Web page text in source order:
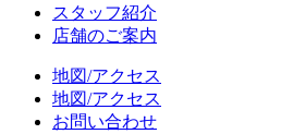
スタッフ紹介
店舗のご案内
地図/アクセス
地図/アクセス
お問い合わせ